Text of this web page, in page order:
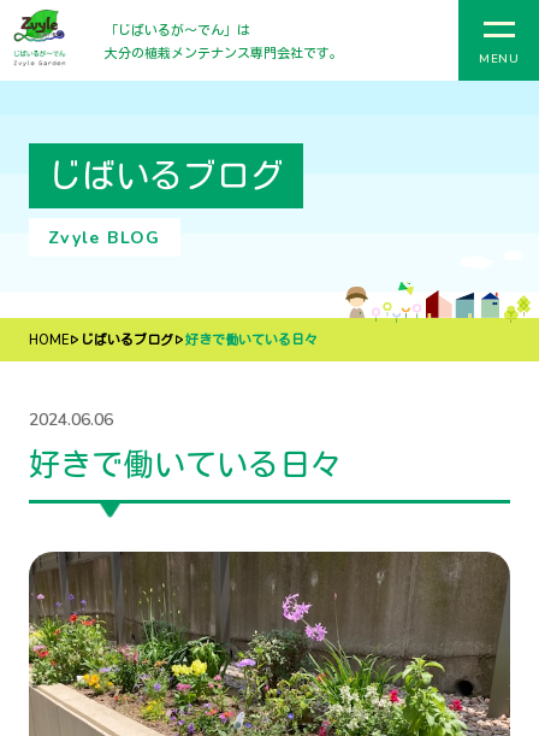
「じばいるが〜でん」は
大分の植栽メンテナンス専門会社です。
じばいるブログ
Zvyle BLOG
HOME じばいるブログ 好きで働いている日々
2024.06.06
好きで働いている日々
MENU